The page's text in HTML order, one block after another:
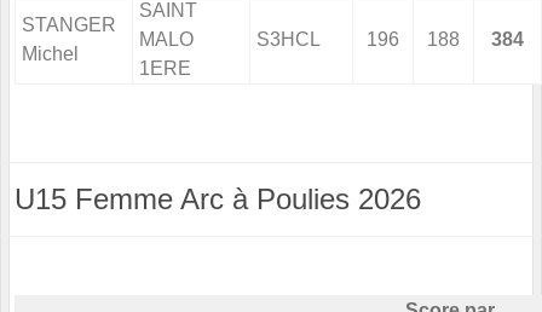
STANGER
Michel
SAINT
MALO
1ERE
S3HCL 196 188 384
U15 Femme Arc à Poulies 2026